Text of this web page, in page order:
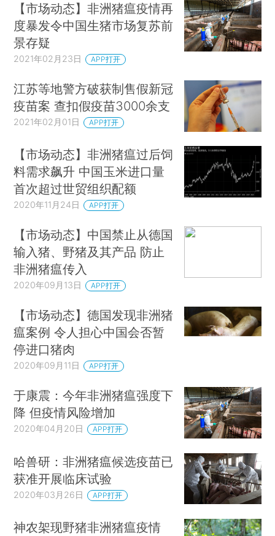
【市场动态】非洲猪瘟疫情再
度暴发令中国生猪市场复苏前
景存疑
2021年02月23日 APP打开
江苏等地警方破获制售假新冠
疫苗案 查扣假疫苗3000余支
2021年02月01日 APP打开
【市场动态】非洲猪瘟过后饲
料需求飙升 中国玉米进口量
首次超过世贸组织配额
2020年11月24日 APP打开
【市场动态】中国禁止从德国
输入猪、野猪及其产品 防止
非洲猪瘟传入
2020年09月13日 APP打开
【市场动态】德国发现非洲猪
瘟案例 令人担心中国会否暂
停进口猪肉
2020年09月11日 APP打开
于康震：今年非洲猪瘟强度下
降 但疫情风险增加
2020年04月20日 APP打开
哈兽研：非洲猪瘟候选疫苗已
获准开展临床试验
2020年03月26日 APP打开
神农架现野猪非洲猪瘟疫情